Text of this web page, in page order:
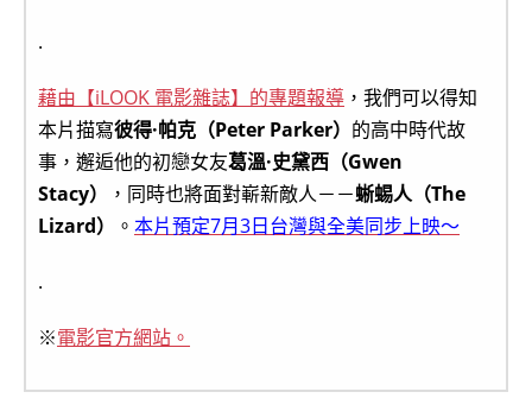
.
藉由【iLOOK 電影雜誌】的專題報導 ，我們可以得知
本片描寫彼得·帕克（Peter Parker） 的高中時代故
事，邂逅他的初戀女友葛溫·史黛西（Gwen
Stacy）
，同時也將面對嶄新敵人－－蜥蜴人（The
Lizard）
。 本片預定7月3日台灣與全美同步上映～
.
※電影官方網站。